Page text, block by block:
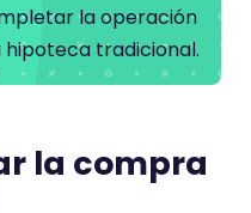
la operación
tradicional.
la compra